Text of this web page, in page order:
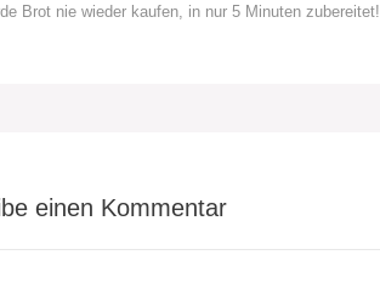
Brot nie wieder kaufen, in nur 5 Minuten zubereitet!
einen Kommentar